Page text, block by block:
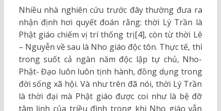
Nhiều nhà nghiên cứu trước đây thường đưa ra
nhận định hơi quyết đoán rằng: thời Lý Trần là
Phật giáo chiếm vị trí thống trị[4], còn từ thời Lê
– Nguyễn về sau là Nho giáo độc tôn. Thực tế, thì
trong suốt cả ngàn năm độc lập tự chủ, Nho-
Phật- Đạo luôn luôn tịnh hành, đồng dụng trong
đời sống xã hội. Và như trên đã nói, thời Lý Trần
là thời đại mà Phật giáo được coi như là bệ đỡ
tâm linh của triều đình trong khi Nho giáo vẫn